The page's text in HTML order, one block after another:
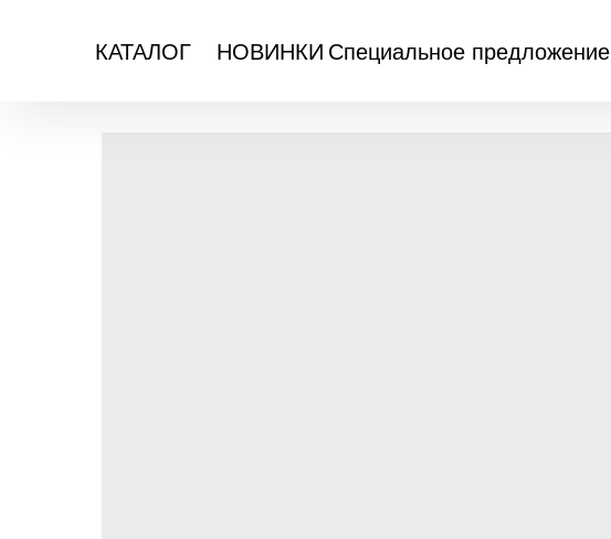
КАТАЛОГ НОВИНКИ Специальное предложение